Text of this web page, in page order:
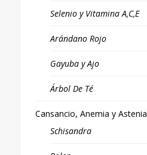
Selenio y Vitamina A,C,E
Arándano Rojo
Gayuba y Ajo
Árbol De Té
Cansancio, Anemia y Astenia
Schisandra